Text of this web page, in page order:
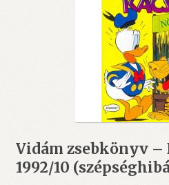
Vidám zsebkönyv –
1992/10